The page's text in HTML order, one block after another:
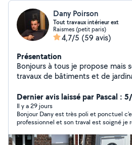
Dany Poirson
Tout travaux intérieur ext
Raismes (petit paris)
4,7/5 (59 avis)
Présentation
Bonjours à tous je propose mais
travaux de bâtiments et de
pour toute demande merci
Dernier avis laissé par Pascal :
Il y a 29 jours
Bonjour Dany est très poli et ponctuel c'est un très grand
professionnel et son traval est soigné je recommande sans